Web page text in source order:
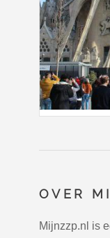
OVER
Mijnzzp.nl is